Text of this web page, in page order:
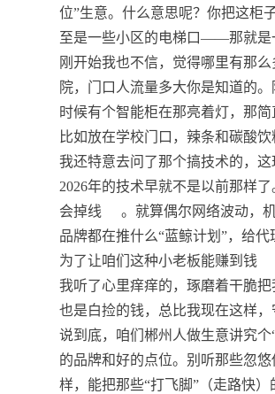
位”生意。什么意思呢？你把这
至是一些小区的电梯口——那就是
刚开始我也不信，觉得哪里有那
院，门口人流量多大你是知道的
时候有个智能柜在那亮着灯，那
比如放在学校门口，辣条和碳酸
我还特意去问了那个搞技术的，
2026年的技术早就不是以前那样
会掉线
。就算偶尔网络波动，
品牌都在推什么“蓝鲸计划”，给
为了让咱们这种小老板能赚到钱
我听了心里痒痒的，琢磨着干脆
也是白捡的钱，总比我现在这样
说到底，咱们郴州人做生意讲究个
的品牌和好的点位。别听那些忽
样，能把那些“打飞脚”（走路快